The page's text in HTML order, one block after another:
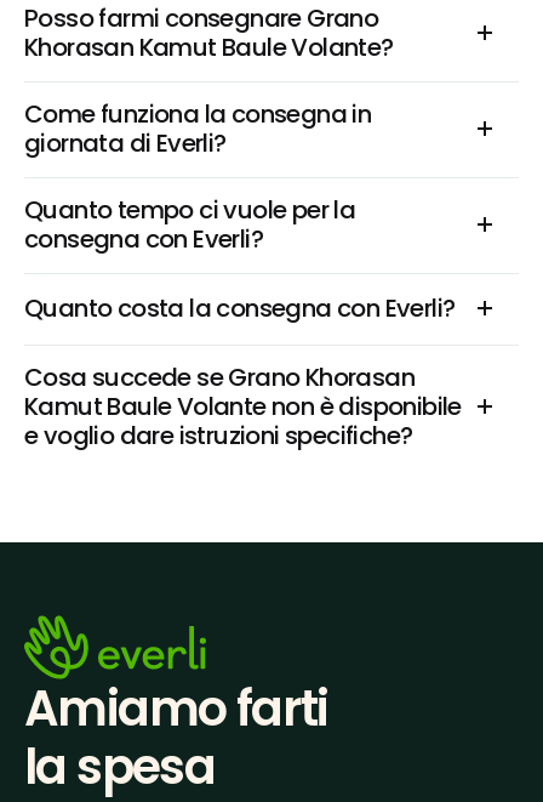
Posso farmi consegnare Grano
Khorasan Kamut Baule Volante?
Come funziona la consegna in
giornata di Everli?
Quanto tempo ci vuole per la
consegna con Everli?
Quanto costa la consegna con Everli?
Cosa succede se Grano Khorasan
Kamut Baule Volante non è disponibile
e voglio dare istruzioni specifiche?
Amiamo farti
la spesa